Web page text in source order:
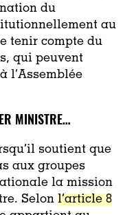
du
au
tenir compte du
qui peuvent
l’Assemblée
MINISTRE…
soutient que
aux groupes
la mission
Selon l’article 8